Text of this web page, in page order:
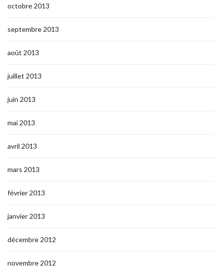
octobre 2013
septembre 2013
août 2013
juillet 2013
juin 2013
mai 2013
avril 2013
mars 2013
février 2013
janvier 2013
décembre 2012
novembre 2012